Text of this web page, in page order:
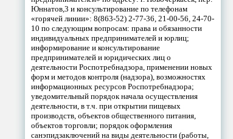
Юннатов,3 и консультирование по телефонам
«горячей линии»: 8(863-52) 2-77-36, 21-00-56, 24-70-
10 по следующим вопросам: права и обязанности
индивидуальных предпринимателей и юрлиц;
информирование и консультирование
предпринимателей и юридических лиц о
деятельности Роспотребнадзора, применении новых
форм и методов контроля (надзора), возможностях
информационных ресурсов Роспотребнадзора;
уведомительный порядок начала осуществления
деятельности, в т.ч. при открытии пищевых
производств, объектов общественного питания,
объектов торговли; порядок оформления
санэпидзаключений на виды деятельности (работы,